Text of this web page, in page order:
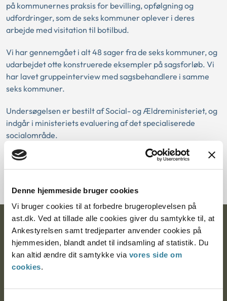
Denne hjemmeside bruger cookies
Vi bruger cookies til at forbedre brugeroplevelsen på
ast.dk. Ved at tillade alle cookies giver du samtykke til, at
Ankestyrelsen samt tredjeparter anvender cookies på
hjemmesiden, blandt andet til indsamling af statistik. Du
kan altid ændre dit samtykke via vores side om
cookies.
på kommunernes praksis for bevilling, opfølgning og
udfordringer, som de seks kommuner oplever i deres
arbejde med visitation til botilbud.
Vi har gennemgået i alt 48 sager fra de seks kommuner, og
udarbejdet otte konstruerede eksempler på sagsforløb. Vi
har lavet gruppeinterview med sagsbehandlere i samme
seks kommuner.
Undersøgelsen er bestilt af Social- og Ældreministeriet, og
indgår i ministeriets evaluering af det specialiserede
socialområde.
Ankestyrelsen
Postadresse:
Nytorv 7, 2. sal